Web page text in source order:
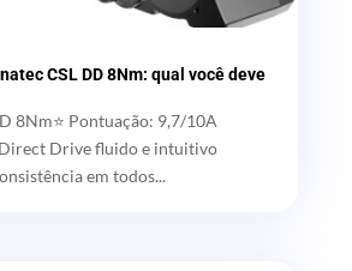
CSL DD 8Nm: qual você deve
8Nm⭐ Pontuação: 9,7/10A
Drive fluido e intuitivo
em todos...